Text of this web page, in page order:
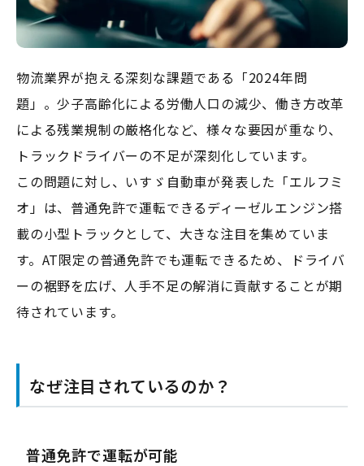
物流業界が抱える深刻な課題である「2024年問
題」。少子高齢化による労働人口の減少、働き方改革
による残業規制の厳格化など、様々な要因が重なり、
トラックドライバーの不足が深刻化しています。
この問題に対し、いすゞ自動車が発表した「エルフミ
オ」は、普通免許で運転できるディーゼルエンジン搭
載の小型トラックとして、大きな注目を集めていま
す。AT限定の普通免許でも運転できるため、ドライバ
ーの裾野を広げ、人手不足の解消に貢献することが期
待されています。
なぜ注目されているのか？
普通免許で運転が可能